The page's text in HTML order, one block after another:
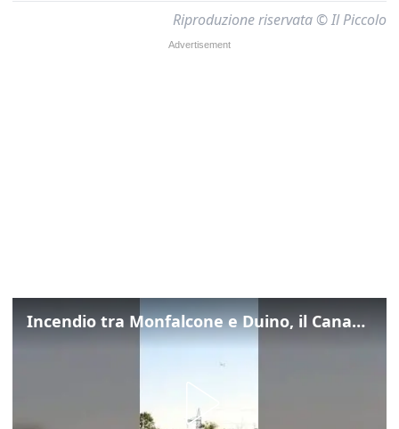
Riproduzione riservata © Il Piccolo
Incendio tra Monfalcone e Duino, il Canadair in azione per fermare le fiamme sul fronte dell’A4